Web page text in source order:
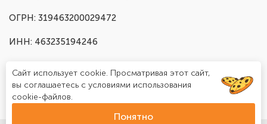
ОГРН: 319463200029472
ИНН: 463235194246
Сайт использует cookie. Просматривая этот сайт,
вы соглашаетесь с условиями использования
cookie-файлов.
Понятно